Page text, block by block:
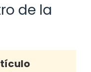
de la